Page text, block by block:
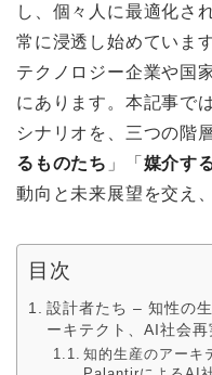
し、個々人に最適化さ
常に浸透し始めていま
テクノロジー企業や国
にあります。本記事で
シナリオを、三つの
るものたち 」「 媒介す
動向と未来展望を交え
目次
設計者たち – 知性の
ーキテクト、AI社会
知的生産のアーキ